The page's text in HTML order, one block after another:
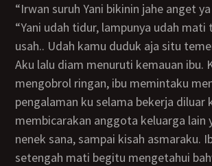
“Irwan suruh Yani bikinin jahe anget
“Yani udah tidur, lampunya udah mati tuh.. Udah ga
usah.. Udah kamu duduk aja situ
Aku lalu diam menuruti kemauan ibu. Kami lalu
mengobrol ringan, ibu memintaku
pengalaman ku selama bekerja diluar
membicarakan anggota keluarga lain
nenek sana, sampai kisah asmaraku.
setengah mati begitu mengetahui